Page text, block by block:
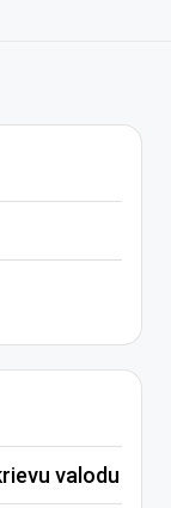
valodu